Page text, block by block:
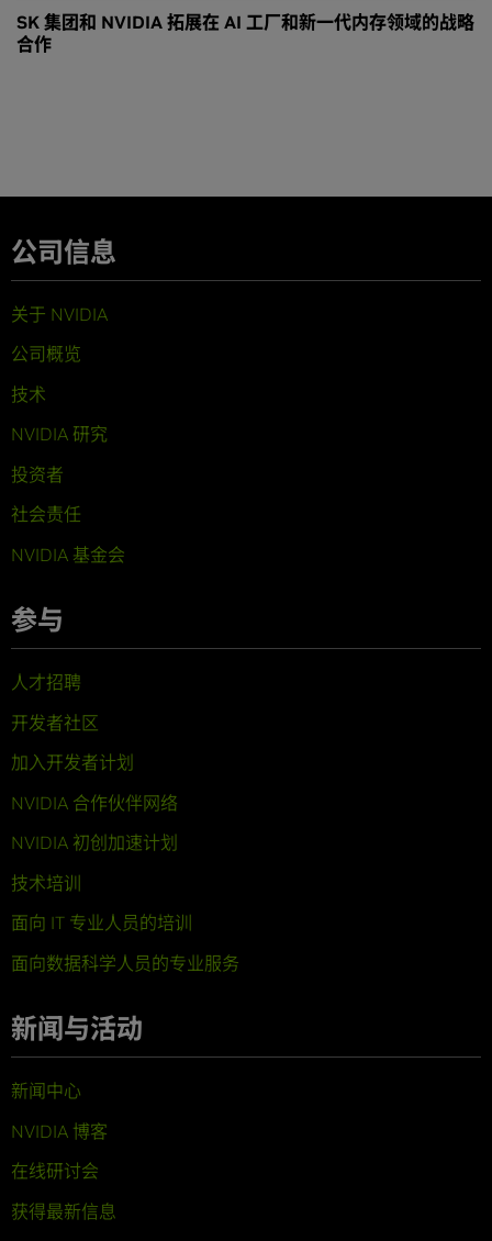
SK 集团和 NVIDIA 拓展在 AI 工厂和新一代内存领域的战略
合作
公司信息
关于 NVIDIA
公司概览
技术
NVIDIA 研究
投资者
社会责任
NVIDIA 基金会
参与
人才招聘
开发者社区
加入开发者计划
NVIDIA 合作伙伴网络
NVIDIA 初创加速计划
技术培训
面向 IT 专业人员的培训
面向数据科学人员的专业服务
新闻与活动
新闻中心
NVIDIA 博客
在线研讨会
获得最新信息